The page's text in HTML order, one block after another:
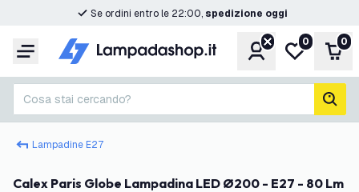
Se ordini entro le 22:00, spedizione oggi
Menu Account
Lista
0 0
Cosa stai cercando?
Lampadine E27
Calex Paris Globe Lampadina LED Ø200 - E27 - 80 Lm